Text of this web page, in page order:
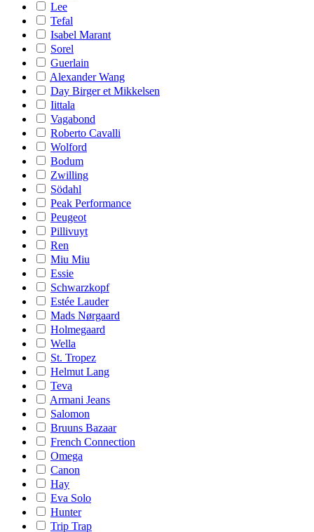
Lee
Tefal
Isabel Marant
Sorel
Guerlain
Alexander Wang
Day Birger et Mikkelsen
Iittala
Vagabond
Roberto Cavalli
Wolford
Bodum
Zwilling
Södahl
Peak Performance
Peugeot
Pillivuyt
Ren
Miu Miu
Essie
Schwarzkopf
Estée Lauder
Mads Nørgaard
Holmegaard
Wella
St. Tropez
Helmut Lang
Teva
Armani Jeans
Salomon
Bruuns Bazaar
French Connection
Omega
Canon
Hay
Eva Solo
Hunter
Trip Trap